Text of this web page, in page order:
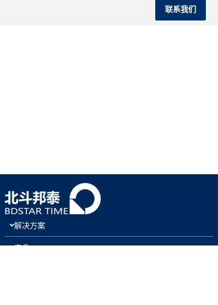
联系我们
解决方案
产品